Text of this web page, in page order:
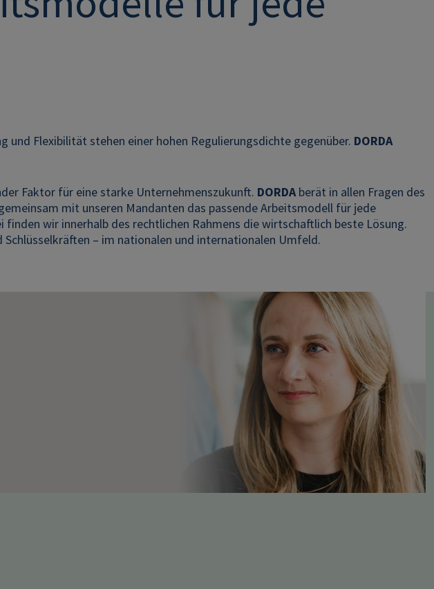
und Flexibilität stehen einer hohen Regulierungsdichte gegenüber. DORDA
Faktor für eine starke Unternehmenszukunft. DORDAberät in allen Fragen des
mit unseren Mandanten das passende Arbeitsmodell für jede
finden wir innerhalb des rechtlichen Rahmens die wirtschaftlich beste Lösung.
– im nationalen und internationalen Umfeld.